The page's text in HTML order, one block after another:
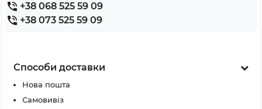
+38 068 525 59 09
+38 073 525 59 09
Способи доставки
Нова пошта
Самовивіз